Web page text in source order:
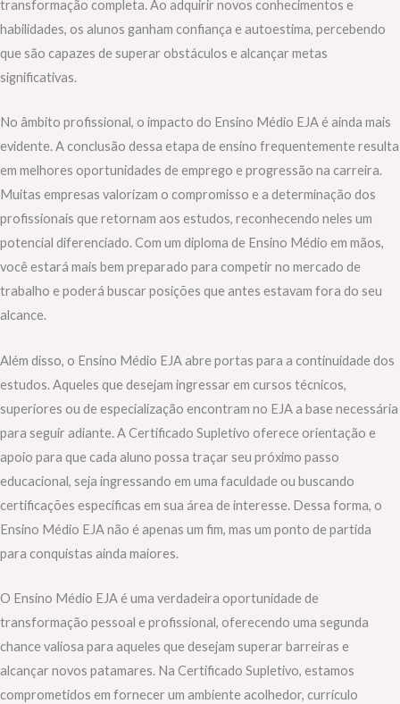
transformação completa. Ao adquirir novos conhecimentos e
habilidades, os alunos ganham confiança e autoestima, percebendo
que são capazes de superar obstáculos e alcançar metas
significativas.
No âmbito profissional, o impacto do Ensino Médio EJA é ainda mais
evidente. A conclusão dessa etapa de ensino frequentemente resulta
em melhores oportunidades de emprego e progressão na carreira.
Muitas empresas valorizam o compromisso e a determinação dos
profissionais que retornam aos estudos, reconhecendo neles um
potencial diferenciado. Com um diploma de Ensino Médio em mãos,
você estará mais bem preparado para competir no mercado de
trabalho e poderá buscar posições que antes estavam fora do seu
alcance.
Além disso, o Ensino Médio EJA abre portas para a continuidade dos
estudos. Aqueles que desejam ingressar em cursos técnicos,
superiores ou de especialização encontram no EJA a base necessária
para seguir adiante. A Certificado Supletivo oferece orientação e
apoio para que cada aluno possa traçar seu próximo passo
educacional, seja ingressando em uma faculdade ou buscando
certificações específicas em sua área de interesse. Dessa forma, o
Ensino Médio EJA não é apenas um fim, mas um ponto de partida
para conquistas ainda maiores.
O Ensino Médio EJA é uma verdadeira oportunidade de
transformação pessoal e profissional, oferecendo uma segunda
chance valiosa para aqueles que desejam superar barreiras e
alcançar novos patamares. Na Certificado Supletivo, estamos
comprometidos em fornecer um ambiente acolhedor, currículo